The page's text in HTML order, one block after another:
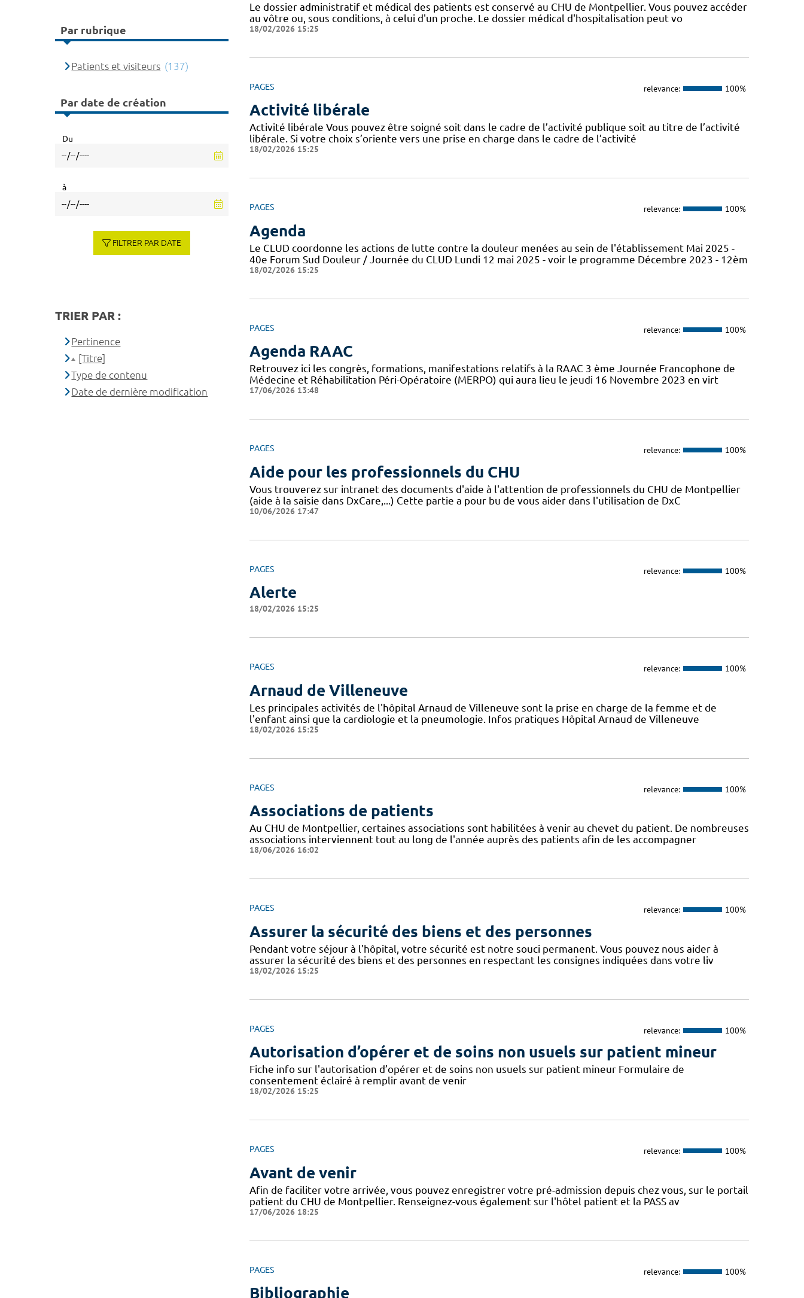
Le dossier administratif et médical des patients est conservé au CHU de Montpellier. Vous pouvez accéder
au vôtre ou, sous conditions, à celui d'un proche. Le dossier médical d'hospitalisation peut vo
18/02/2026 15:25
PAGES relevance: 100%
Activité libérale
Activité libérale Vous pouvez être soigné soit dans le cadre de l’activité publique soit au titre de l’activité
libérale. Si votre choix s’oriente vers une prise en charge dans le cadre de l’activité
18/02/2026 15:25
PAGES relevance: 100%
Agenda
Le CLUD coordonne les actions de lutte contre la douleur menées au sein de l'établissement Mai 2025 -
40e Forum Sud Douleur / Journée du CLUD Lundi 12 mai 2025 - voir le programme Décembre 2023 - 12èm
18/02/2026 15:25
PAGES relevance: 100%
Agenda RAAC
Retrouvez ici les congrès, formations, manifestations relatifs à la RAAC 3 ème Journée Francophone de
Médecine et Réhabilitation Péri-Opératoire (MERPO) qui aura lieu le jeudi 16 Novembre 2023 en virt
17/06/2026 13:48
PAGES relevance: 100%
Aide pour les professionnels du CHU
Vous trouverez sur intranet des documents d'aide à l'attention de professionnels du CHU de Montpellier
(aide à la saisie dans DxCare,...) Cette partie a pour bu de vous aider dans l'utilisation de DxC
10/06/2026 17:47
PAGES relevance: 100%
Alerte
18/02/2026 15:25
PAGES relevance: 100%
Arnaud de Villeneuve
Les principales activités de l'hôpital Arnaud de Villeneuve sont la prise en charge de la femme et de
l'enfant ainsi que la cardiologie et la pneumologie. Infos pratiques Hôpital Arnaud de Villeneuve
18/02/2026 15:25
PAGES relevance: 100%
Associations de patients
Au CHU de Montpellier, certaines associations sont habilitées à venir au chevet du patient. De nombreuses
associations interviennent tout au long de l'année auprès des patients afin de les accompagner
18/06/2026 16:02
PAGES relevance: 100%
Assurer la sécurité des biens et des personnes
Pendant votre séjour à l'hôpital, votre sécurité est notre souci permanent. Vous pouvez nous aider à
assurer la sécurité des biens et des personnes en respectant les consignes indiquées dans votre liv
18/02/2026 15:25
PAGES relevance: 100%
Autorisation d’opérer et de soins non usuels sur patient mineur
Fiche info sur l'autorisation d’opérer et de soins non usuels sur patient mineur Formulaire de
consentement éclairé à remplir avant de venir
18/02/2026 15:25
PAGES relevance: 100%
Avant de venir
Afin de faciliter votre arrivée, vous pouvez enregistrer votre pré-admission depuis chez vous, sur le portail
patient du CHU de Montpellier. Renseignez-vous également sur l'hôtel patient et la PASS av
17/06/2026 18:25
PAGES relevance: 100%
Bibliographie
Par rubrique
Patients et visiteurs (137)
Par date de création
Du
à
FILTRER PAR DATE
TRIER PAR :
Pertinence
[Titre]
Type de contenu
Date de dernière modification